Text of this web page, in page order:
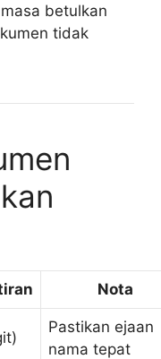
betulkan
tidak
Nota
Pastikan ejaan
nama tepat